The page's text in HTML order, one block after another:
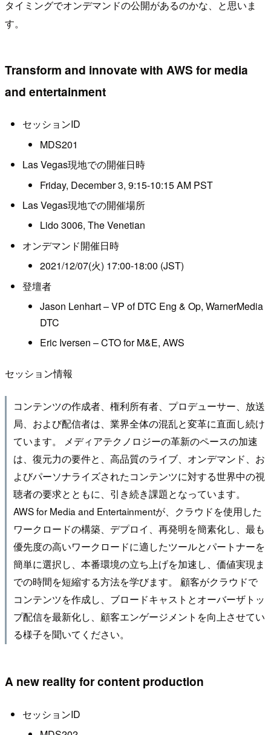
タイミングでオンデマンドの公開があるのかな、と思いま
す。
Transform and innovate with AWS for media
and entertainment
セッションID
MDS201
Las Vegas現地での開催日時
Friday, December 3, 9:15-10:15 AM PST
Las Vegas現地での開催場所
Lido 3006, The Venetian
オンデマンド開催日時
2021/12/07(火) 17:00-18:00 (JST)
登壇者
Jason Lenhart – VP of DTC Eng & Op, WarnerMedia
DTC
Eric Iversen – CTO for M&E, AWS
セッション情報
コンテンツの作成者、権利所有者、プロデューサー、放送
局、および配信者は、業界全体の混乱と変革に直面し続け
ています。 メディアテクノロジーの革新のペースの加速
は、復元力の要件と、高品質のライブ、オンデマンド、お
よびパーソナライズされたコンテンツに対する世界中の視
聴者の要求とともに、引き続き課題となっています。
AWS for Media and Entertainmentが、クラウドを使用した
ワークロードの構築、デプロイ、再発明を簡素化し、最も
優先度の高いワークロードに適したツールとパートナーを
簡単に選択し、本番環境の立ち上げを加速し、価値実現ま
での時間を短縮する方法を学びます。 顧客がクラウドで
コンテンツを作成し、ブロードキャストとオーバーザトッ
プ配信を最新化し、顧客エンゲージメントを向上させてい
る様子を聞いてください。
A new reality for content production
セッションID